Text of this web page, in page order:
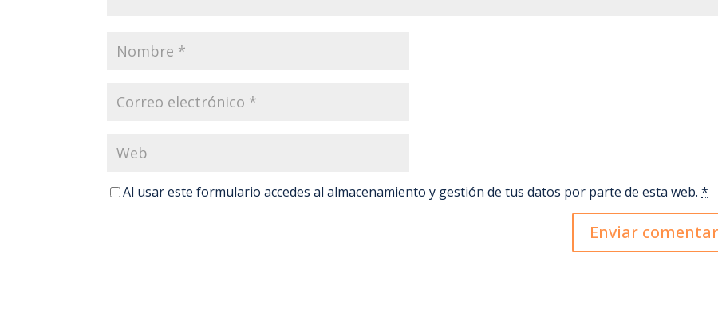
Al usar este formulario accedes al almacenamiento y gestión de tus datos por parte de esta web.*